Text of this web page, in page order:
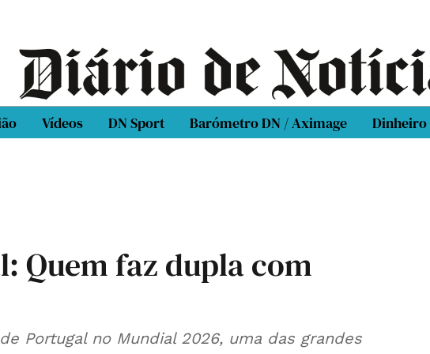
Vídeos DN Sport Barómetro DN / Aximage Dinheiro
Quem faz dupla com
Portugal no Mundial 2026, uma das grandes